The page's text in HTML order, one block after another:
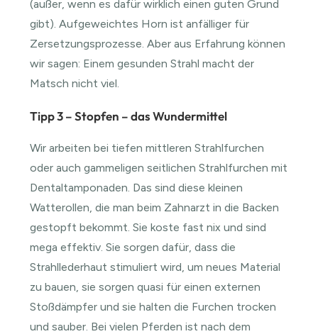
(außer, wenn es dafür wirklich einen guten Grund
gibt). Aufgeweichtes Horn ist anfälliger für
Zersetzungsprozesse. Aber aus Erfahrung können
wir sagen: Einem gesunden Strahl macht der
Matsch nicht viel.
Tipp 3 – Stopfen – das Wundermittel
Wir arbeiten bei tiefen mittleren Strahlfurchen
oder auch gammeligen seitlichen Strahlfurchen mit
Dentaltamponaden. Das sind diese kleinen
Watterollen, die man beim Zahnarzt in die Backen
gestopft bekommt. Sie koste fast nix und sind
mega effektiv. Sie sorgen dafür, dass die
Strahllederhaut stimuliert wird, um neues Material
zu bauen, sie sorgen quasi für einen externen
Stoßdämpfer und sie halten die Furchen trocken
und sauber. Bei vielen Pferden ist nach dem